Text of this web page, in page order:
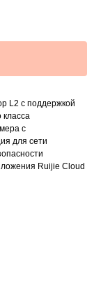
L2 с поддержкой
класса
с
для сети
Ruijie Cloud